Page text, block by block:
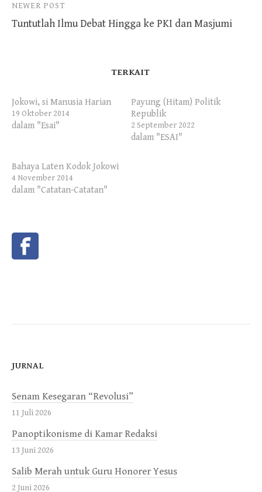
NEWER POST
Tuntutlah Ilmu Debat Hingga ke PKI dan Masjumi
TERKAIT
Jokowi, si Manusia Harian
19 Oktober 2014
dalam "Esai"
Payung (Hitam) Politik
Republik
2 September 2022
dalam "ESAI"
Bahaya Laten Kodok Jokowi
4 November 2014
dalam "Catatan-Catatan"
JURNAL
Senam Kesegaran “Revolusi”
11 Juli 2026
Panoptikonisme di Kamar Redaksi
13 Juni 2026
Salib Merah untuk Guru Honorer Yesus
2 Juni 2026